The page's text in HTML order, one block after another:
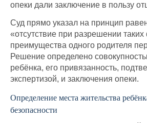
опеки дали заключение в пользу
Суд прямо указал на принцип
«отсутствие при разрешении таких
преимущества одного родителя
Решение определено
ребёнка, его привязанность,
экспертизой, и заключения опеки.
Определение места жительства
безопасности